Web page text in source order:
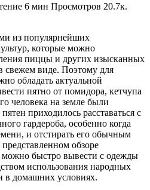
6 мин Просмотров 20.7к.
из популярнейших
которые можно
пиццы и других изысканных
свежем виде. Поэтому для
обладать актуальной
пятно от помидора, кетчупа
человека на земле были
приходилось расставаться с
гардероба, особенно когда
и отстирать его обычным
обзоре
можно быстро вывести с одежды
использования народных
в домашних условиях.